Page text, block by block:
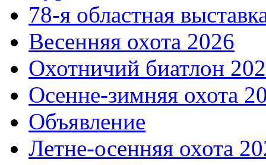
78-я областная
Весенняя охота 2026
Охотничий биатлон
Осенне-зимняя охота
Объявление
Летне-осенняя охота